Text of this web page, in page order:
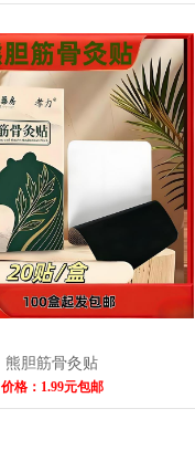
熊胆筋骨灸贴
价格：1.99元包邮